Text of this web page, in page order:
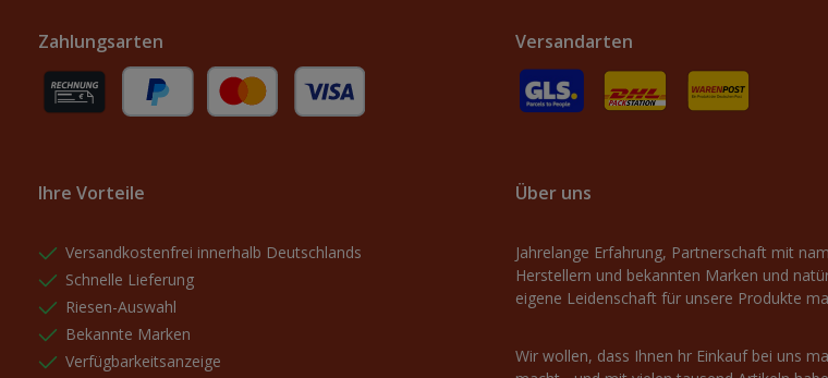
Zahlungsarten Versandarten
Ihre Vorteile
Versandkostenfrei innerhalb Deutschlands
Schnelle Lieferung
Riesen-Auswahl
Bekannte Marken
Verfügbarkeitsanzeige
Über uns
Jahrelange Erfahrung, Partnerschaft mit
Herstellern und bekannten Marken und
eigene Leidenschaft für unsere Produkte
Wir wollen, dass Ihnen hr Einkauf bei uns